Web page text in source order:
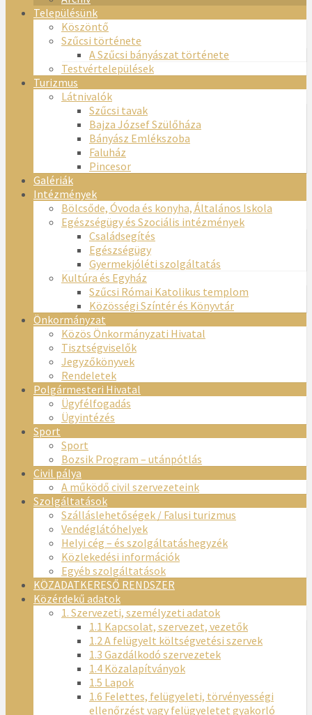
Településünk
Köszöntő
Szűcsi története
A Szűcsi bányászat története
Testvértelepülések
Turizmus
Látnivalók
Szűcsi tavak
Bajza József Szülőháza
Bányász Emlékszoba
Faluház
Pincesor
Galériák
Intézmények
Bölcsőde, Óvoda és konyha, Általános Iskola
Egészségügy és Szociális intézmények
Családsegítés
Egészségügy
Gyermekjóléti szolgáltatás
Kultúra és Egyház
Szűcsi Római Katolikus templom
Közösségi Színtér és Könyvtár
Önkormányzat
Közös Önkormányzati Hivatal
Tisztségviselők
Jegyzőkönyvek
Rendeletek
Polgármesteri Hivatal
Ügyfélfogadás
Ügyintézés
Sport
Sport
Bozsik Program – utánpótlás
Civil pálya
A működő civil szervezeteink
Szolgáltatások
Szálláslehetőségek / Falusi turizmus
Vendéglátóhelyek
Helyi cég – és szolgáltatáshegyzék
Közlekedési információk
Egyéb szolgáltatások
KÖZADATKERESŐ RENDSZER
Közérdekű adatok
1. Szervezeti, személyzeti adatok
1.1 Kapcsolat, szervezet, vezetők
1.2 A felügyelt költségvetési szervek
1.3 Gazdálkodó szervezetek
1.4 Közalapítványok
1.5 Lapok
1.6 Felettes, felügyeleti, törvényességi
ellenőrzést vagy felügyeletet gyakorló